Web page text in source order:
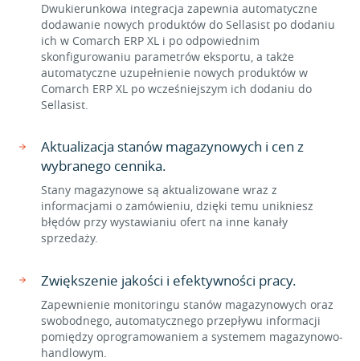
Dwukierunkowa integracja zapewnia automatyczne
dodawanie nowych produktów do Sellasist po dodaniu
ich w Comarch ERP XL i po odpowiednim
skonfigurowaniu parametrów eksportu, a także
automatyczne uzupełnienie nowych produktów w
Comarch ERP XL po wcześniejszym ich dodaniu do
Sellasist.
Aktualizacja stanów magazynowych i cen z
wybranego cennika.
Stany magazynowe są aktualizowane wraz z
informacjami o zamówieniu, dzięki temu unikniesz
błędów przy wystawianiu ofert na inne kanały
sprzedaży.
Zwiększenie jakości i efektywności pracy.
Zapewnienie monitoringu stanów magazynowych oraz
swobodnego, automatycznego przepływu informacji
pomiędzy oprogramowaniem a systemem magazynowo-
handlowym.